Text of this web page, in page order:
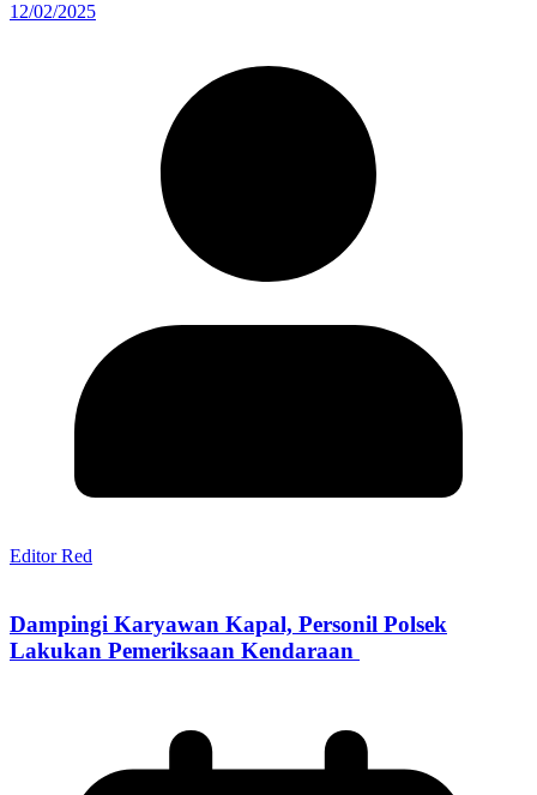
12/02/2025
Editor Red
Dampingi Karyawan Kapal, Personil Polsek
Lakukan Pemeriksaan Kendaraan